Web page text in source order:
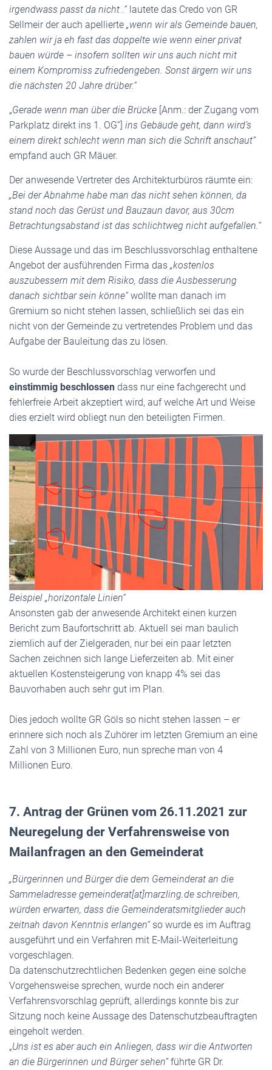
irgendwass passt da nicht .“ lautete das Credo von GR
Sellmeir der auch apellierte „wenn wir als Gemeinde bauen,
zahlen wir ja eh fast das doppelte wie wenn einer privat
bauen würde – insofern sollten wir uns auch nicht mit
einem Kompromiss zufriedengeben. Sonst ärgern wir uns
die nächsten 20 Jahre drüber.“
„Gerade wenn man über die Brücke [Anm.: der Zugang vom
Parkplatz direkt ins 1. OG“] ins Gebäude geht, dann wird’s
einem direkt schlecht wenn man sich die Schrift anschaut“
empfand auch GR Mäuer.
Der anwesende Vertreter des Architekturbüros räumte ein:
„Bei der Abnahme habe man das nicht sehen können, da
stand noch das Gerüst und Bauzaun davor, aus 30cm
Betrachtungsabstand ist das schlichtweg nicht aufgefallen.“
Diese Aussage und das im Beschlussvorschlag enthaltene
Angebot der ausführenden Firma das „kostenlos
auszubessern mit dem Risiko, dass die Ausbesserung
danach sichtbar sein könne“wollte man danach im
Gremium so nicht stehen lassen, schließlich sei das ein
nicht von der Gemeinde zu vertretendes Problem und das
Aufgabe der Bauleitung das zu lösen.
So wurde der Beschlussvorschlag verworfen und
einstimmig beschlossen dass nur eine fachgerecht und
fehlerfreie Arbeit akzeptiert wird, auf welche Art und Weise
dies erzielt wird obliegt nun den beteiligten Firmen.
Beispiel „horizontale Linien“
Ansonsten gab der anwesende Architekt einen kurzen
Bericht zum Baufortschritt ab. Aktuell sei man baulich
ziemlich auf der Zielgeraden, nur bei ein paar letzten
Sachen zeichnen sich lange Lieferzeiten ab. Mit einer
aktuellen Kostensteigerung von knapp 4% sei das
Bauvorhaben auch sehr gut im Plan.
Dies jedoch wollte GR Göls so nicht stehen lassen – er
erinnere sich noch als Zuhörer im letzten Gremium an eine
Zahl von 3 Millionen Euro, nun spreche man von 4
Millionen Euro.
7. Antrag der Grünen vom 26.11.2021 zur
Neuregelung der Verfahrensweise von
Mailanfragen an den Gemeinderat
„Bürgerinnen und Bürger die dem Gemeinderat an die
Sammeladresse gemeinderat[at]marzling.de schreiben,
würden erwarten, dass die Gemeinderatsmitglieder auch
zeitnah davon Kenntnis erlangen“so wurde es im Auftrag
ausgeführt und ein Verfahren mit E-Mail-Weiterleitung
vorgeschlagen.
Da datenschutzrechtlichen Bedenken gegen eine solche
Vorgehensweise sprechen, wurde noch ein anderer
Verfahrensvorschlag geprüft, allerdings konnte bis zur
Sitzung noch keine Aussage des Datenschutzbeauftragten
eingeholt werden.
„Uns ist es aber auch ein Anliegen, dass wir die Antworten
an die Bürgerinnen und Bürger sehen“führte GR Dr.